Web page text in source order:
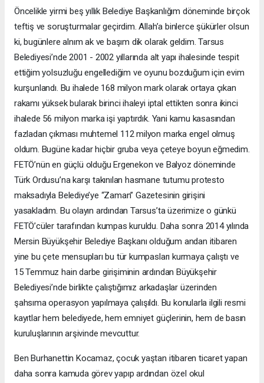
Öncelikle yirmi beş yıllık Belediye Başkanlığım döneminde birçok
teftiş ve soruşturmalar geçirdim. Allah’a binlerce şükürler olsun
ki, bugünlere alnım ak ve başım dik olarak geldim. Tarsus
Belediyesi’nde 2001 - 2002 yıllarında alt yapı ihalesinde tespit
ettiğim yolsuzluğu engellediğim ve oyunu bozduğum için evim
kurşunlandı. Bu ihalede 168 milyon mark olarak ortaya çıkan
rakamı yüksek bularak birinci ihaleyi iptal ettikten sonra ikinci
ihalede 56 milyon marka işi yaptırdık. Yani kamu kasasından
fazladan çıkması muhtemel 112 milyon marka engel olmuş
oldum. Bugüne kadar hiçbir gruba veya çeteye boyun eğmedim.
FETÖ’nün en güçlü olduğu Ergenekon ve Balyoz döneminde
Türk Ordusu’na karşı takınılan hasmane tutumu protesto
maksadıyla Belediye’ye “Zaman” Gazetesinin girişini
yasakladım. Bu olayın ardından Tarsus’ta üzerimize o günkü
FETÖ’cüler tarafından kumpas kuruldu. Daha sonra 2014 yılında
Mersin Büyükşehir Belediye Başkanı olduğum andan itibaren
yine bu çete mensupları bu tür kumpasları kurmaya çalıştı ve
15 Temmuz hain darbe girişiminin ardından Büyükşehir
Belediyesi’nde birlikte çalıştığımız arkadaşlar üzerinden
şahsıma operasyon yapılmaya çalışıldı. Bu konularla ilgili resmi
kayıtlar hem belediyede, hem emniyet güçlerinin, hem de basın
kuruluşlarının arşivinde mevcuttur.
Ben Burhanettin Kocamaz, çocuk yaştan itibaren ticaret yapan
daha sonra kamuda görev yapıp ardından özel okul